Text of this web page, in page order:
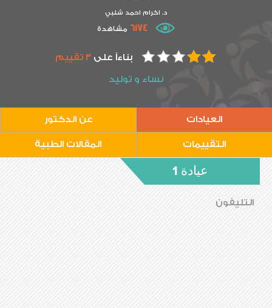
د. اكرام احمد شلبي
6174 مشاهدة
بناءاً على 3 تقييم
نساء و توليد
العيادات عن الدكتور
التقييمات المقالات الطبية
عيادة 1
التليفون